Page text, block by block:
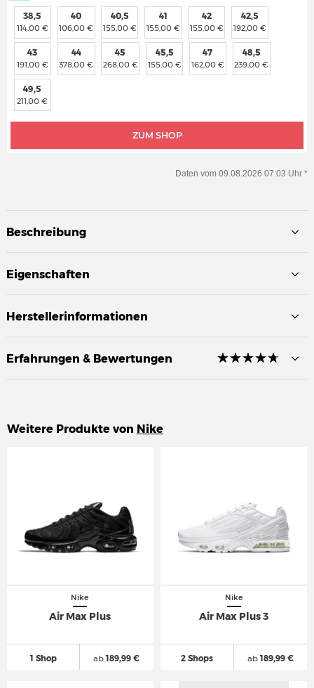
ZUM SHOP
38,5
114,00 €
40
106,00 €
40,5
155,00 €
41
155,00 €
42
155,00 €
42,5
192,00 €
43
191,00 €
44
378,00 €
45
268,00 €
45,5
155,00 €
47
162,00 €
48,5
239,00 €
49,5
211,00 €
Daten vom 09.08.2026 07:03 Uhr *
Beschreibung
Eigenschaften
Herstellerinformationen
Erfahrungen & Bewertungen ☆☆☆☆☆
★★★★★
Weitere Produkte von Nike
Nike
Air Max Plus
1 Shop ab189,99 €
Nike
Air Max Plus 3
2 Shops ab189,99 €